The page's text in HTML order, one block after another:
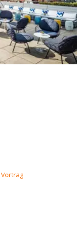
Vortrag